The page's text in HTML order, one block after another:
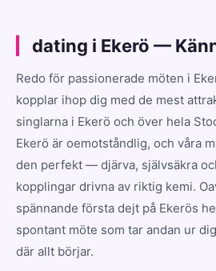
dating i Ekerö —
Redo för passionerade möten i
kopplar ihop dig med de mest
singlarna i Ekerö och över hela
Ekerö är oemotståndlig, och våra
den perfekt — djärva, självsäkra
kopplingar drivna av riktig kemi.
spännande första dejt på Ekerös
spontant möte som tar andan ur
där allt börjar.